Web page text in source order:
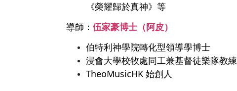
《榮耀歸於真神》等
導師：伍家豪博士（阿皮）
伯特利神學院轉化型領導學博士
浸會大學校牧處同工兼基督徒樂隊教練
TheoMusicHK 始創人